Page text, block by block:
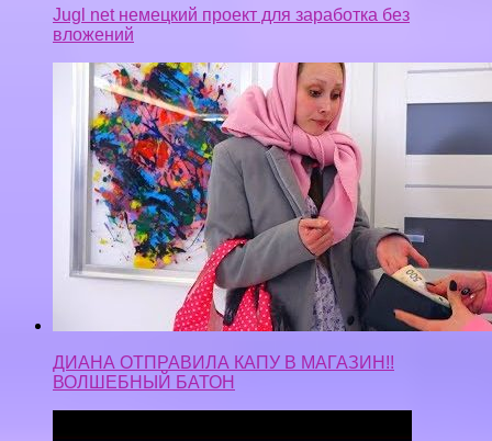
Jugl net немецкий проект для заработка без
вложений
ДИАНА ОТПРАВИЛА КАПУ В МАГАЗИН!!
ВОЛШЕБНЫЙ БАТОН